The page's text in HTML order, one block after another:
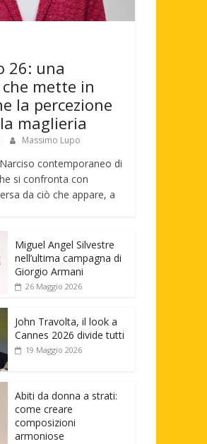
26: una
mette in
la percezione
maglieria
Massimo Lupo
contemporaneo di
si confronta con
da ciò che appare, a
Miguel Angel Silvestre
nell’ultima campagna di
Giorgio Armani
26 Maggio 2026
John Travolta, il look a
Cannes 2026 divide tutti
19 Maggio 2026
Abiti da donna a strati:
come creare
composizioni
armoniose